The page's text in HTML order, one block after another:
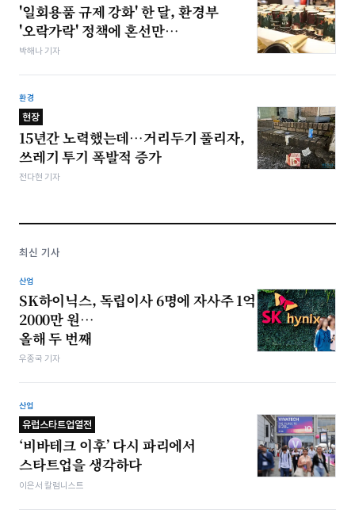
'일회용품 규제 강화' 한 달, 환경부
'오락가락' 정책에 혼선만…
박해나 기자
환경
현장
15년간 노력했는데…거리두기 풀리자,
쓰레기 투기 폭발적 증가
전다현 기자
최신 기사
산업
SK하이닉스, 독립이사 6명에 자사주 1억
2000만 원…
올해 두 번째
우종국 기자
산업
유럽스타트업열전
‘비바테크 이후’ 다시 파리에서
스타트업을 생각하다
이은서 칼럼니스트